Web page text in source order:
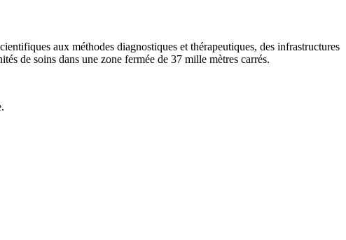
aux méthodes diagnostiques et thérapeutiques, des infrastructures
de soins dans une zone fermée de 37 mille mètres carrés.